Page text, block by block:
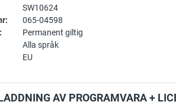
SW10624
065-04598
Permanent giltig
Alla språk
EU
AV PROGRAMVARA +